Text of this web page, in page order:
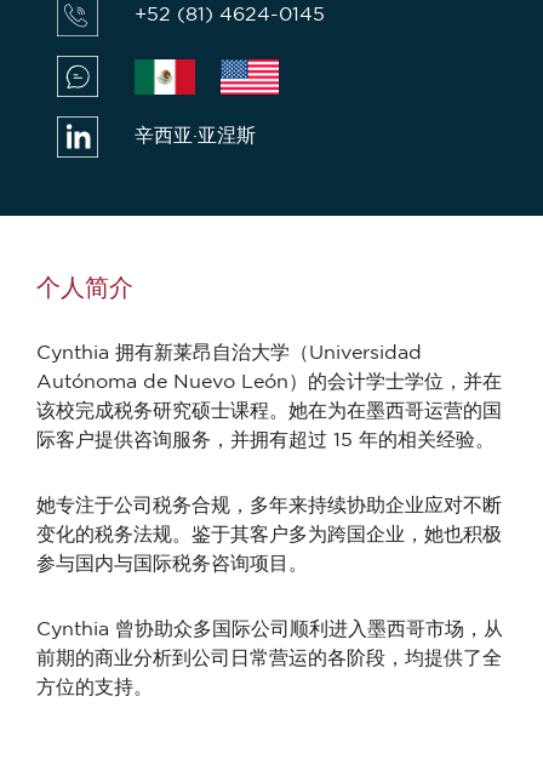
+52 (81) 4624-0145
辛西亚·亚涅斯
个人简介
Cynthia 拥有新莱昂自治大学（Universidad
Autónoma de Nuevo León）的会计学士学位，并在
该校完成税务研究硕士课程。她在为在墨西哥运营的国
际客户提供咨询服务，并拥有超过 15 年的相关经验。
她专注于公司税务合规，多年来持续协助企业应对不断
变化的税务法规。鉴于其客户多为跨国企业，她也积极
参与国内与国际税务咨询项目。
Cynthia 曾协助众多国际公司顺利进入墨西哥市场，从
前期的商业分析到公司日常营运的各阶段，均提供了全
方位的支持。